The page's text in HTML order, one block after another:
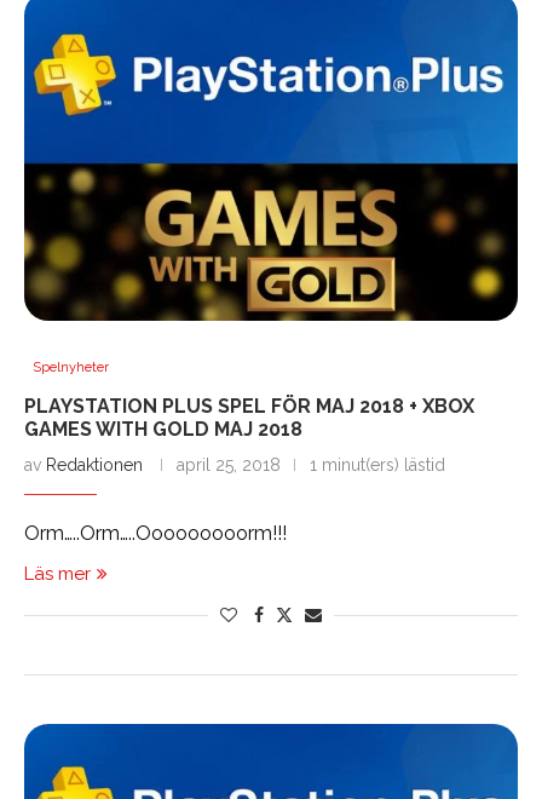
Spelnyheter
PLAYSTATION PLUS SPEL FÖR MAJ 2018 + XBOX
GAMES WITH GOLD MAJ 2018
av Redaktionen april 25, 2018 1 minut(ers) lästid
Orm…..Orm…..Ooooooooorm!!!
Läs mer